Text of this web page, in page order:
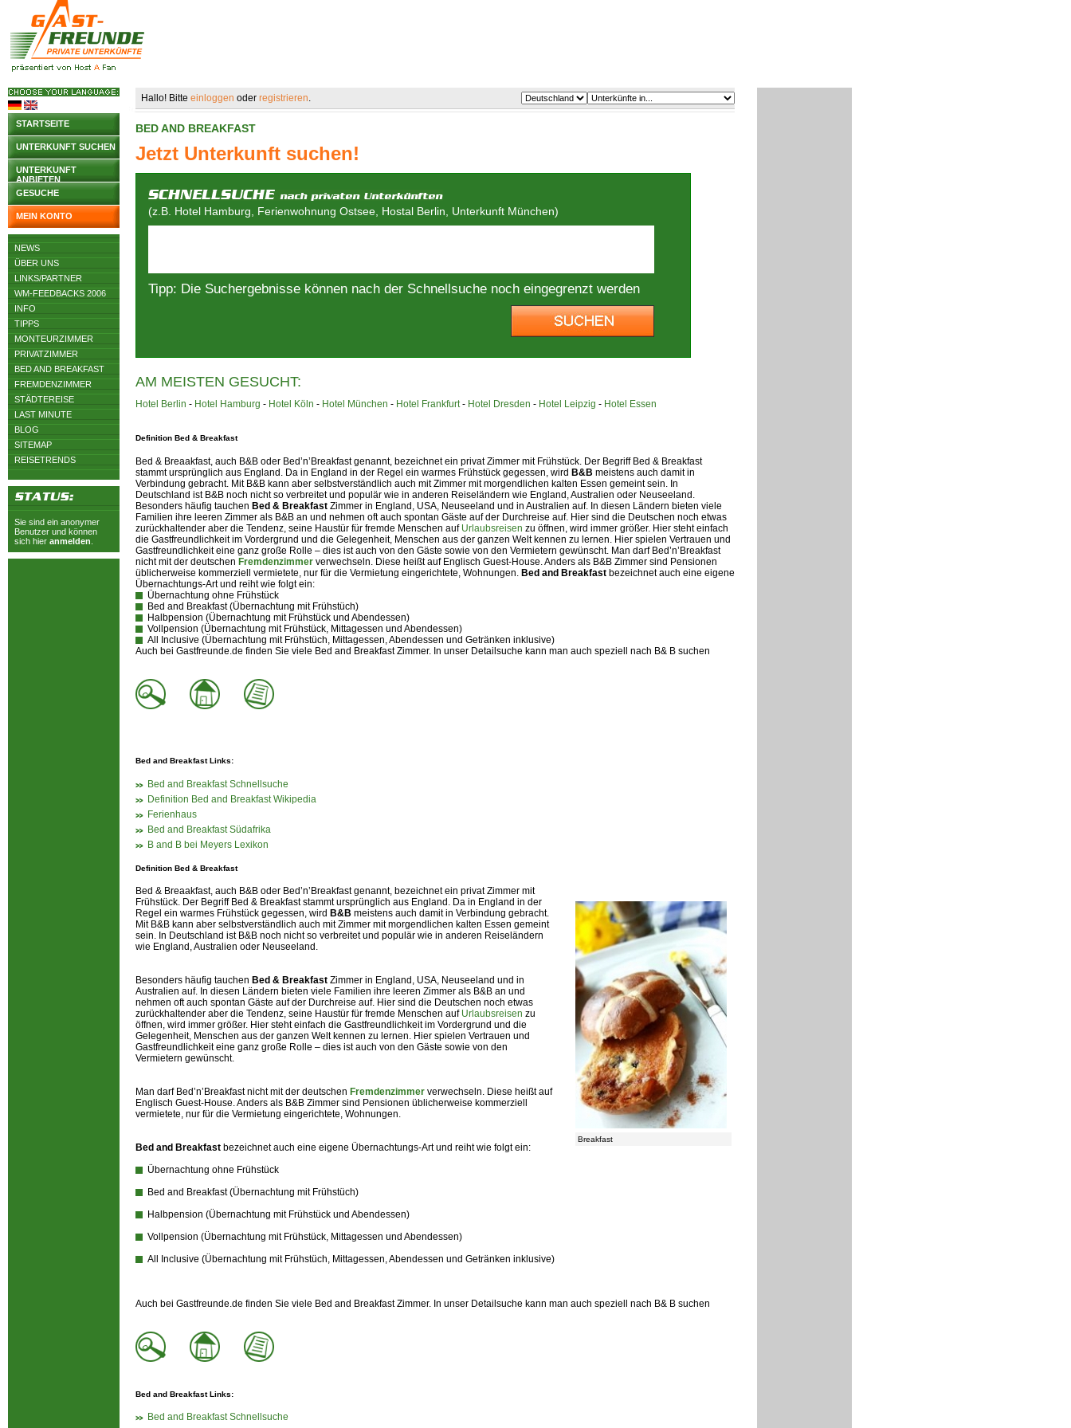
STARTSEITE
UNTERKUNFT SUCHEN
UNTERKUNFT
ANBIETEN
GESUCHE
MEIN KONTO
NEWS
ÜBER UNS
LINKS/PARTNER
WM-FEEDBACKS 2006
INFO
TIPPS
MONTEURZIMMER
PRIVATZIMMER
BED AND BREAKFAST
FREMDENZIMMER
STÄDTEREISE
LAST MINUTE
BLOG
SITEMAP
REISETRENDS
Sie sind ein anonymer
Benutzer und können
sich hier anmelden
Hallo! Bitte einloggen oder registrieren.
BED AND BREAKFAST
Jetzt Unterkunft suchen!
(z.B. Hotel Hamburg, Ferienwohnung Ostsee, Hostal Berlin, Unterkunft München)
Tipp: Die Suchergebnisse können nach der Schnellsuche noch eingegrenzt werden
AM MEISTEN GESUCHT:
Hotel Berlin - Hotel Hamburg - Hotel Köln - Hotel München - Hotel Frankfurt- Hotel Dresden - Hotel Leipzig - Hotel Essen
Definition Bed & Breakfast
Bed & Breaakfast, auch B&B oder Bed’n’Breakfast genannt, bezeichnet ein privat Zimmer mit Frühstück. Der Begriff Bed & Breakfast
stammt ursprünglich aus England. Da in England in der Regel ein warmes Frühstück gegessen, wird B&B meistens auch damit in
Verbindung gebracht. Mit B&B kann aber selbstverständlich auch mit Zimmer mit morgendlichen kalten Essen gemeint sein. In
Deutschland ist B&B noch nicht so verbreitet und populär wie in anderen Reiseländern wie England, Australien oder Neuseeland.
Besonders häufig tauchen Bed & Breakfast Zimmer in England, USA, Neuseeland und in Australien auf. In diesen Ländern bieten viele
Familien ihre leeren Zimmer als B&B an und nehmen oft auch spontan Gäste auf der Durchreise auf. Hier sind die Deutschen noch etwas
zurückhaltender aber die Tendenz, seine Haustür für fremde Menschen auf Urlaubsreisen zu öffnen, wird immer größer. Hier steht einfach
die Gastfreundlichkeit im Vordergrund und die Gelegenheit, Menschen aus der ganzen Welt kennen zu lernen. Hier spielen Vertrauen und
Gastfreundlichkeit eine ganz große Rolle – dies ist auch von den Gäste sowie von den Vermietern gewünscht. Man darf Bed’n’Breakfast
nicht mit der deutschen Fremdenzimmer verwechseln. Diese heißt auf Englisch Guest-House. Anders als B&B Zimmer sind Pensionen
üblicherweise kommerziell vermietete, nur für die Vermietung eingerichtete, Wohnungen. Bed and Breakfast bezeichnet auch eine eigene
Übernachtungs-Art und reiht wie folgt ein:
Übernachtung ohne Frühstück
Bed and Breakfast (Übernachtung mit Frühstüch)
Halbpension (Übernachtung mit Frühstück und Abendessen)
Vollpension (Übernachtung mit Frühstück, Mittagessen und Abendessen)
All Inclusive (Übernachtung mit Frühstüch, Mittagessen, Abendessen und Getränken inklusive)
Auch bei Gastfreunde.de finden Sie viele Bed and Breakfast Zimmer. In unser Detailsuche kann man auch speziell nach B& B suchen
Bed and Breakfast Links:
Bed and Breakfast Schnellsuche
Definition Bed and Breakfast Wikipedia
Ferienhaus
Bed and Breakfast Südafrika
B and B bei Meyers Lexikon
Breakfast
Definition Bed & Breakfast
Bed & Breaakfast, auch B&B oder Bed’n’Breakfast genannt, bezeichnet ein privat Zimmer mit
Frühstück. Der Begriff Bed & Breakfast stammt ursprünglich aus England. Da in England in der
Regel ein warmes Frühstück gegessen, wird B&B meistens auch damit in Verbindung gebracht.
Mit B&B kann aber selbstverständlich auch mit Zimmer mit morgendlichen kalten Essen gemeint
sein. In Deutschland ist B&B noch nicht so verbreitet und populär wie in anderen Reiseländern
wie England, Australien oder Neuseeland.
Besonders häufig tauchen Bed & Breakfast Zimmer in England, USA, Neuseeland und in
Australien auf. In diesen Ländern bieten viele Familien ihre leeren Zimmer als B&B an und
nehmen oft auch spontan Gäste auf der Durchreise auf. Hier sind die Deutschen noch etwas
zurückhaltender aber die Tendenz, seine Haustür für fremde Menschen auf Urlaubsreisen zu
öffnen, wird immer größer. Hier steht einfach die Gastfreundlichkeit im Vordergrund und die
Gelegenheit, Menschen aus der ganzen Welt kennen zu lernen. Hier spielen Vertrauen und
Gastfreundlichkeit eine ganz große Rolle – dies ist auch von den Gäste sowie von den
Vermietern gewünscht.
Man darf Bed’n’Breakfast nicht mit der deutschen Fremdenzimmer verwechseln. Diese heißt auf
Englisch Guest-House. Anders als B&B Zimmer sind Pensionen üblicherweise kommerziell
vermietete, nur für die Vermietung eingerichtete, Wohnungen.
Bed and Breakfast bezeichnet auch eine eigene Übernachtungs-Art und reiht wie folgt ein:
Übernachtung ohne Frühstück
Bed and Breakfast (Übernachtung mit Frühstüch)
Halbpension (Übernachtung mit Frühstück und Abendessen)
Vollpension (Übernachtung mit Frühstück, Mittagessen und Abendessen)
All Inclusive (Übernachtung mit Frühstüch, Mittagessen, Abendessen und Getränken inklusive)
Auch bei Gastfreunde.de finden Sie viele Bed and Breakfast Zimmer. In unser Detailsuche kann man auch speziell nach B& B suchen
Bed and Breakfast Links:
Bed and Breakfast Schnellsuche